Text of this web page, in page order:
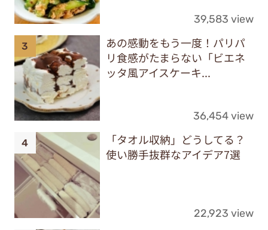
39,583 view
あの感動をもう一度！パリパ
リ食感がたまらない「ビエネ
ッタ風アイスケーキ...
36,454 view
「タオル収納」どうしてる？
使い勝手抜群なアイデア7選
22,923 view